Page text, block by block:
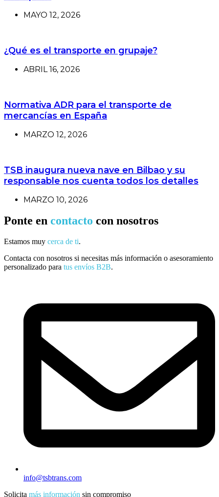
MAYO 12, 2026
¿Qué es el transporte en grupaje?
ABRIL 16, 2026
Normativa ADR para el transporte de
mercancías en España
MARZO 12, 2026
TSB inaugura nueva nave en Bilbao y su
responsable nos cuenta todos los detalles
MARZO 10, 2026
Ponte en contacto con nosotros
Estamos muy cerca de ti.
Contacta con nosotros si necesitas más información o asesoramiento
personalizado para tus envíos B2B.
info@tsbtrans.com
Solicita más información sin compromiso